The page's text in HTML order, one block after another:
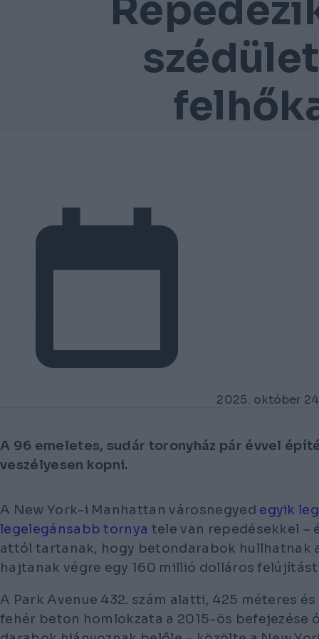
2025. október
A 96 emeletes, sudár toronyház pár évvel
veszélyesen kopni.
A New York-i Manhattan városnegyed egyik
legelegánsabb tornya tele van repedésekkel –
attól tartanak, hogy betondarabok hullhatnak
hajtanak végre egy 160 millió dolláros
A Park Avenue 432. szám alatti, 425 méteres
fehér beton homlokzata a 2015-ös befejezése